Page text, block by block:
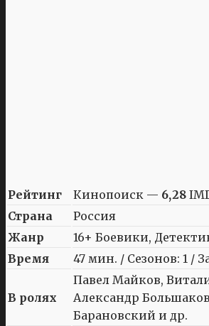
Рейтинг Кинопоиск — 6,28
Страна
Россия
Жанр
16+ Боевики,
Время
47 мин. / Сезонов: 1 /
В ролях
Павел Майков,
Александр
Барановский и др.